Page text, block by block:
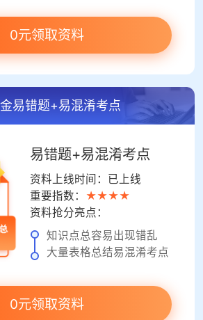
0元领取资料
易错题+易混淆考点
易错题+易混淆考点
资料上线时间：已上线
重要指数： ★★★★
资料抢分亮点：
知识点总容易出现错乱
大量表格总结易混淆考点
0元领取资料